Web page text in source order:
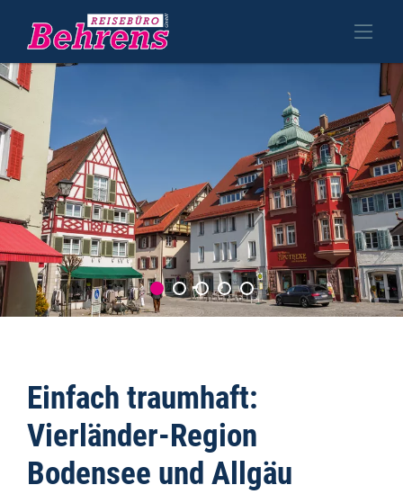
Einfach traumhaft:
Vierländer-Region
Bodensee und Allgäu